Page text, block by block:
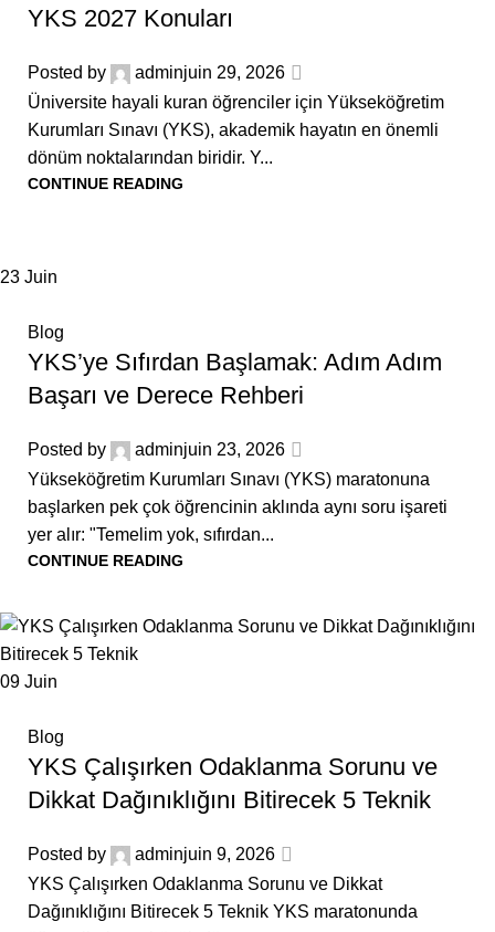
YKS 2027 Konuları
Posted by adminjuin 29, 2026
Üniversite hayali kuran öğrenciler için Yükseköğretim
Kurumları Sınavı (YKS), akademik hayatın en önemli
dönüm noktalarından biridir. Y...
CONTINUE READING
23 Juin
Blog
YKS’ye Sıfırdan Başlamak: Adım Adım
Başarı ve Derece Rehberi
Posted by adminjuin 23, 2026
Yükseköğretim Kurumları Sınavı (YKS) maratonuna
başlarken pek çok öğrencinin aklında aynı soru işareti
yer alır: "Temelim yok, sıfırdan...
CONTINUE READING
09 Juin
Blog
YKS Çalışırken Odaklanma Sorunu ve
Dikkat Dağınıklığını Bitirecek 5 Teknik
Posted by adminjuin 9, 2026
YKS Çalışırken Odaklanma Sorunu ve Dikkat
Dağınıklığını Bitirecek 5 Teknik YKS maratonunda